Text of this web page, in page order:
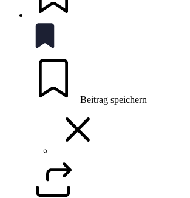
Beitrag speichern